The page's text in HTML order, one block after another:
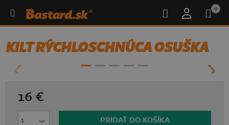
0
KILT RÝCHLOSCHNÚCA OSUŠKA
16 €
PRIDAŤ DO KOŠÍKA